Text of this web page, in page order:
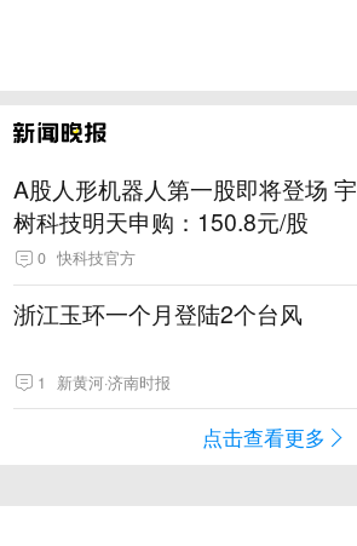
A股人形机器人第一股即将登场 宇
树科技明天申购：150.8元/股
0 快科技官方
浙江玉环一个月登陆2个台风
1 新黄河·济南时报
点击查看更多